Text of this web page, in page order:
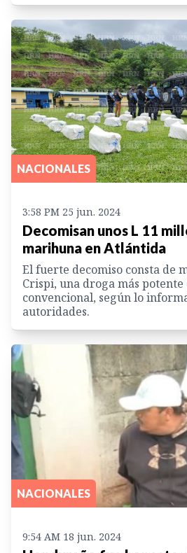
NACIONALES
3:58 PM 25 jun. 2024
Decomisan unos L 11
marihuna en Atlántida
El fuerte decomiso consta de
Crispi, una droga más potente
convencional, según lo
autoridades.
NACIONALES
9:54 AM 18 jun. 2024